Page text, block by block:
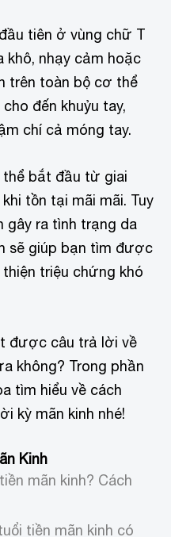
tiên ở vùng chữ T
khô, nhạy cảm hoặc
trên toàn bộ cơ thể
đến khuỷu tay,
chí cả móng tay.
thể bắt đầu từ giai
tồn tại mãi mãi. Tuy
gây ra tình trạng da
sẽ giúp bạn tìm được
triệu chứng khó
được câu trả lời về
không? Trong phần
tìm hiểu về cách
kỳ mãn kinh nhé!
Kinh
mãn kinh? Cách
tiền mãn kinh có